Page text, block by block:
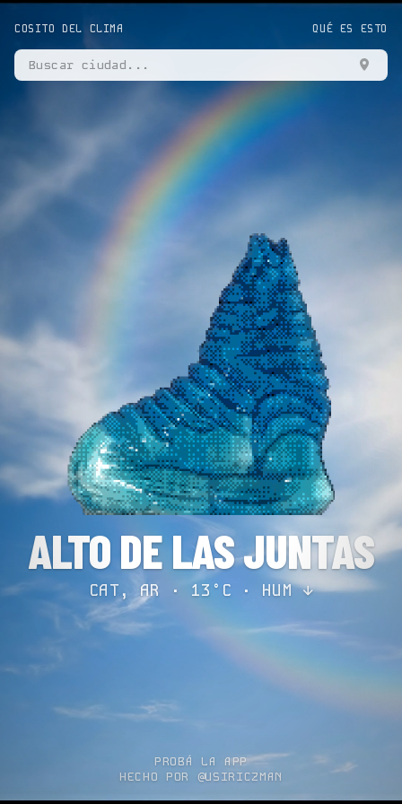
COSITO DEL CLIMA QUÉ ES ESTO
ALTO DE LAS JUNTAS
CAT, AR · 13°C · HUM ↓
PROBÁ LA APP
HECHO POR @USIRICZMAN